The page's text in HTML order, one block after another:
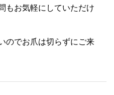
もお気軽にしていただけ
のでお爪は切らずにご来